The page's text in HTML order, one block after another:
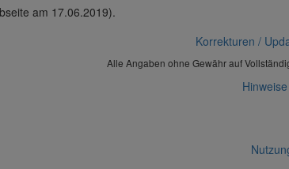
am 17.06.2019).
Korrekturen /
Alle Angaben ohne Gewähr auf